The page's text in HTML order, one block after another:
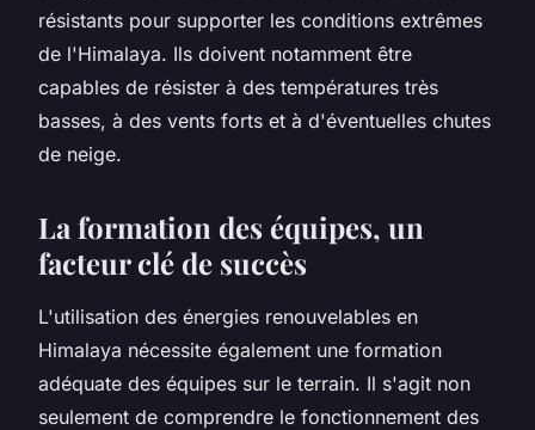
résistants pour supporter les conditions extrêmes
de l'Himalaya. Ils doivent notamment être
capables de résister à des températures très
basses, à des vents forts et à d'éventuelles chutes
de neige.
La formation des équipes, un
facteur clé de succès
L'utilisation des énergies renouvelables en
Himalaya nécessite également une formation
adéquate des équipes sur le terrain. Il s'agit non
seulement de comprendre le fonctionnement des